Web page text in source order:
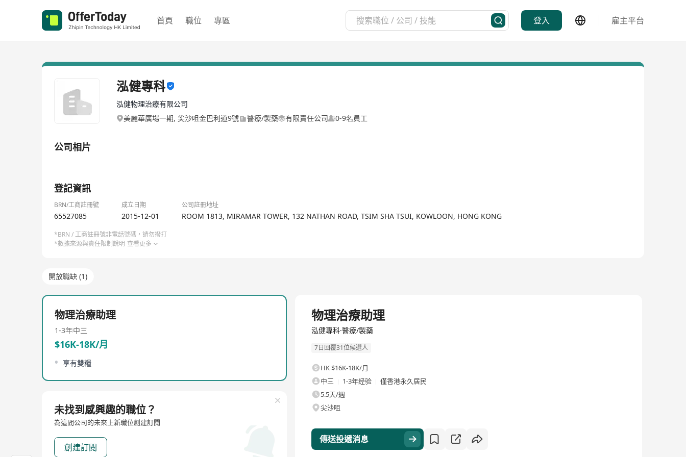
首頁 職位 專區 登入 雇主平台
泓健專科
泓健物理治療有限公司
美麗華廣場一期, 尖沙咀金巴利道9號
醫療/製藥 有限責任公司 0-9名員工
公司相片
登記資訊
BRN/工商註冊號 成立日期 公司註冊地址
65527085 2015-12-01 ROOM 1813, MIRAMAR TOWER, 132 NATHAN ROAD, TSIM SHA TSUI, KOWLOON, HONG KONG
*BRN / 工商註冊號非電話號碼，請勿撥打
*數據來源與責任限制說明 查看更多
開放職缺 (1)
物理治療助理
1-3年中三
$16K-18K/月
享有雙糧
未找到感興趣的職位？
為這間公司的未來上新職位創建訂閱
創建訂閱
物理治療助理
泓健專科·醫療/製藥
7日回覆31位候選人
HK $16K-18K/月
中三
1-3年经验
僅香港永久居民
5.5天/週
尖沙咀
傳送投遞消息